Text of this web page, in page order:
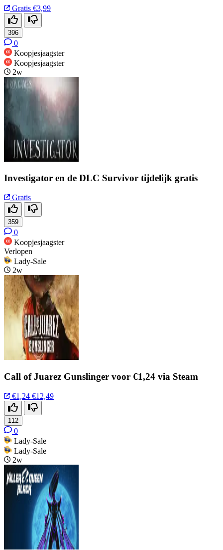
Gratis €3,99
396
0
Koopjesjaagster
Koopjesjaagster
2w
Investigator en de DLC Survivor tijdelijk gratis
Gratis
359
0
Koopjesjaagster
Verlopen
Lady-Sale
2w
Call of Juarez Gunslinger voor €1,24 via Steam
€1,24 €12,49
112
0
Lady-Sale
Lady-Sale
2w